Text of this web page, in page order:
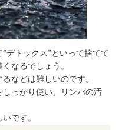
デトックス”といって捨てて
なるでしょう。
などは難しいのです。
っかり使い、リンパの汚
です。